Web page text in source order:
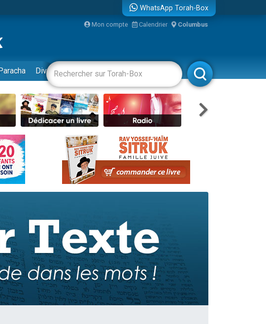
Enfants
insalubre
WhatsApp Torah-Box
Mon compte Calendrier Columbus
Divertissements Livres Rabbanim